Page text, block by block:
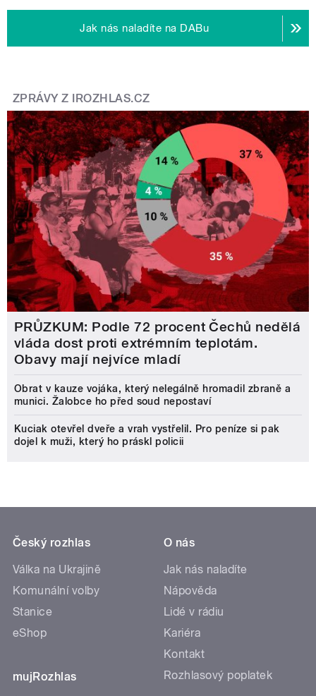
Jak nás naladíte na DABu
ZPRÁVY Z IROZHLAS.CZ
PRŮZKUM: Podle 72 procent Čechů nedělá
vláda dost proti extrémním teplotám.
Obavy mají nejvíce mladí
Obrat v kauze vojáka, který nelegálně hromadil zbraně a
munici. Žalobce ho před soud nepostaví
Kuciak otevřel dveře a vrah vystřelil. Pro peníze si pak
dojel k muži, který ho práskl policii
Český rozhlas
Válka na Ukrajině
Komunální volby
Stanice
eShop
mujRozhlas
O nás
Jak nás naladíte
Nápověda
Lidé v rádiu
Kariéra
Kontakt
Rozhlasový poplatek